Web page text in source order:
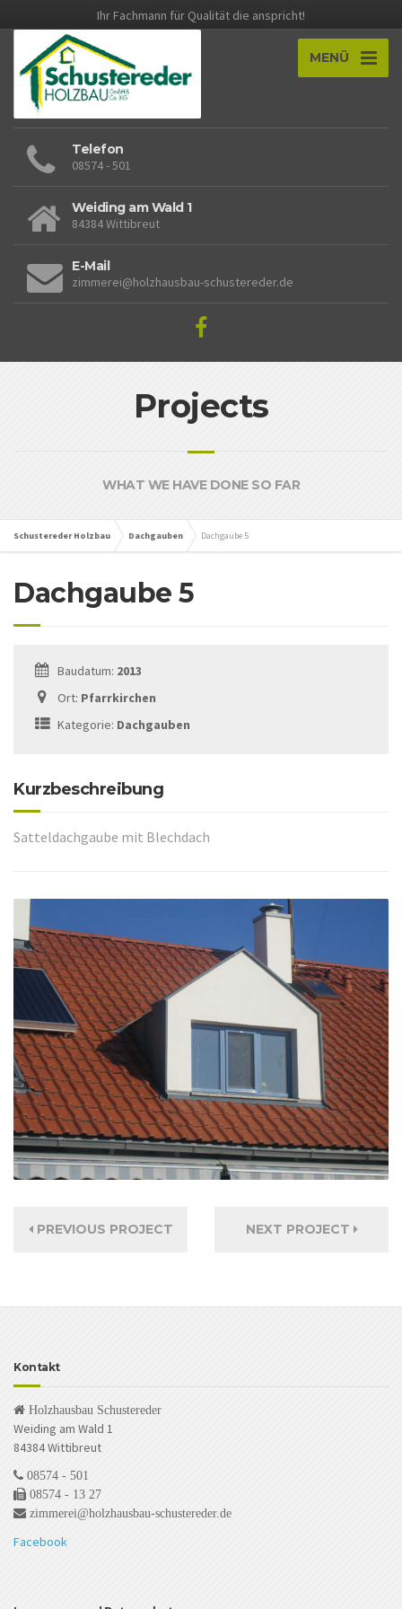
Ihr Fachmann für Qualität die anspricht!
MENÜ
Telefon
08574 - 501
Weiding am Wald 1
84384 Wittibreut
E-Mail
zimmerei@holzhausbau-schustereder.de
Projects
WHAT WE HAVE DONE SO FAR
Schustereder Holzbau Dachgauben Dachgaube 5
Dachgaube 5
Baudatum: 2013
Ort: Pfarrkirchen
Kategorie: Dachgauben
Kurzbeschreibung
Satteldachgaube mit Blechdach
PREVIOUS PROJECT NEXT PROJECT
Kontakt
Holzhausbau Schustereder
Weiding am Wald 1
84384 Wittibreut
08574 - 501
08574 - 13 27
zimmerei@holzhausbau-schustereder.de
Facebook